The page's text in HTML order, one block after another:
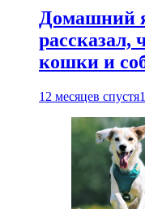
Домашний
рассказал,
кошки и
12 месяцев спустя